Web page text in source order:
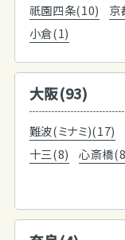
祇園四条(10) 京
小倉(1)
大阪(93)
難波(ミナミ)(17)
十三(8)
心斎橋